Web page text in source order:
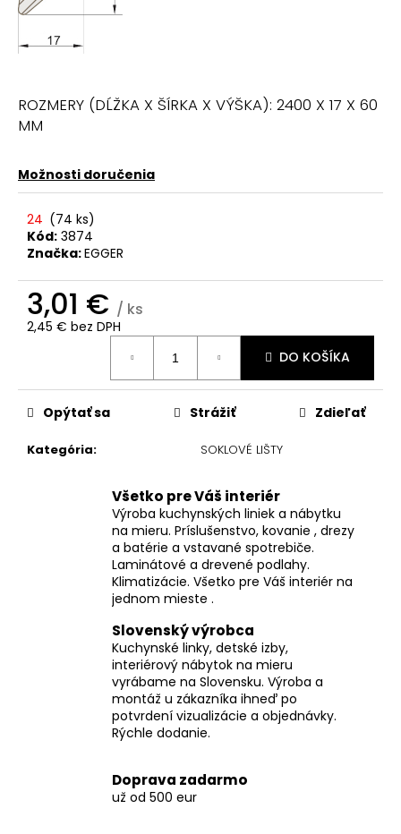
ROZMERY (DĹŽKA X ŠÍRKA X VÝŠKA): 2400 X 17 X 60
MM
Možnosti doručenia
24 (74 ks)
Kód: 3874
Značka:EGGER
3,01 € / ks
2,45 € bez DPH
DO KOŠÍKA
Kategória: SOKLOVÉ LIŠTY
Opýtať sa Strážiť Zdieľať
Všetko pre Váš interiér
Výroba kuchynských liniek a nábytku
na mieru. Príslušenstvo, kovanie , drezy
a batérie a vstavané spotrebiče.
Laminátové a drevené podlahy.
Klimatizácie. Všetko pre Váš interiér na
jednom mieste .
Slovenský výrobca
Kuchynské linky, detské izby,
interiérový nábytok na mieru
vyrábame na Slovensku. Výroba a
montáž u zákazníka ihneď po
potvrdení vizualizácie a objednávky.
Rýchle dodanie.
Doprava zadarmo
už od 500 eur